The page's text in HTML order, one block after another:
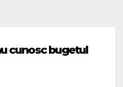
cunosc bugetul